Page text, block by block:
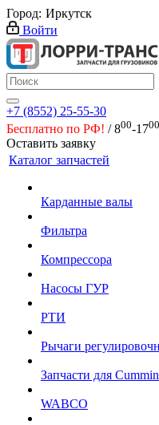
Город: Иркутск
Войти
+7 (8552) 25-55-30
Бесплатно по РФ! / 800-1700
Оставить заявку
Каталог запчастей
Карданные валы
Фильтра
Компрессора
Насосы ГУР
РТИ
Рычаги
Запчасти для
WABCO